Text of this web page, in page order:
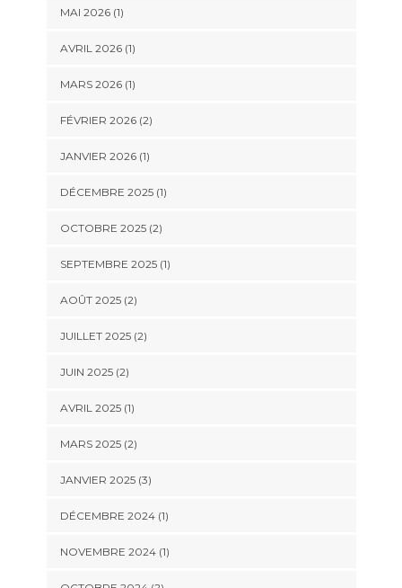
MAI 2026(1)
AVRIL 2026(1)
MARS 2026(1)
FÉVRIER 2026(2)
JANVIER 2026(1)
DÉCEMBRE 2025(1)
OCTOBRE 2025(2)
SEPTEMBRE 2025(1)
AOÛT 2025(2)
JUILLET 2025(2)
JUIN 2025(2)
AVRIL 2025(1)
MARS 2025(2)
JANVIER 2025(3)
DÉCEMBRE 2024(1)
NOVEMBRE 2024(1)